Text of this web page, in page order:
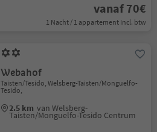
vanaf 70€
1 Nacht / 1 appartement Incl. btw
Webahof
Taisten/Tesido, Welsberg-Taisten/Monguelfo-
Tesido,
2.5 km van Welsberg-
Taisten/Monguelfo-Tesido Centrum